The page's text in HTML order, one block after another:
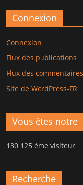
Connexion
Connexion
Flux des publications
Flux des commentaires
Site de WordPress-FR
Vous êtes notre
130 125 ème visiteur
Recherche